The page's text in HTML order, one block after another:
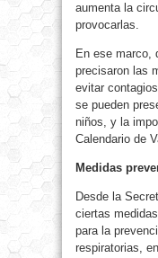
aumenta la
provocarlas.
En ese marco,
precisaron las
evitar
se pueden
niños, y la
Calendario de
Medidas
Desde la
ciertas
para la
respiratorias,